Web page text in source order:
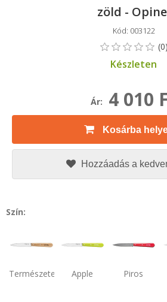
zöld -
Kód: 003122
Készleten
Ár: 4 010
Kosárba
Hozzáadás a
Szín:
Természetes Apple Piros